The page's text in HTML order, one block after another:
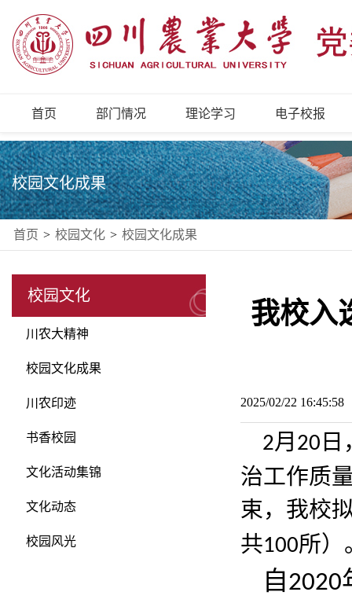
首页 部门情况 理论学习 电子校报
校园文化成果
首页 > 校园文化 > 校园文化成果
校园文化
川农大精神
校园文化成果
川农印迹
书香校园
文化活动集锦
文化动态
校园风光
我校入
2025/02/22
2月 20
治工作质
束，我校
共100所）
自2020